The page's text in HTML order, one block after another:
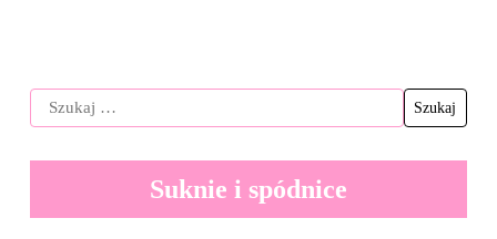
Suknie i spódnice